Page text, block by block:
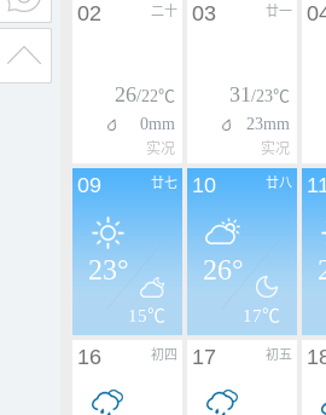
二十
02
26/22℃
0mm
实况
廿一
03
31/23℃
23mm
实况
廿七
09
23°
15℃
廿八
10
26°
17℃
初四
16 初五
17